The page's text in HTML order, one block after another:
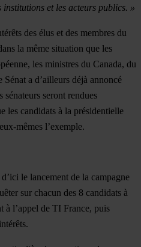
institutions et les acteurs publics. »
des élus et des membres du
la même situation que les
les ministres du Canada, du
a d’ailleurs déjà annoncé
sénateurs seront rendues
les candidats à la présidentielle
mêmes l’exemple.
le lancement de la campagne
sur chacun des 8 candidats à
à l’appel de TI France, puis